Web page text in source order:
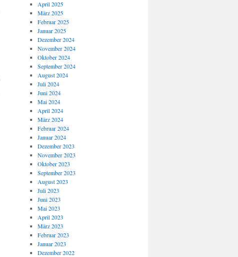
April 2025
März 2025
Februar 2025
Januar 2025
Dezember 2024
November 2024
Oktober 2024
September 2024
August 2024
Juli 2024
Juni 2024
Mai 2024
April 2024
März 2024
Februar 2024
Januar 2024
Dezember 2023
November 2023
Oktober 2023
September 2023
August 2023
Juli 2023
Juni 2023
Mai 2023
April 2023
März 2023
Februar 2023
Januar 2023
Dezember 2022